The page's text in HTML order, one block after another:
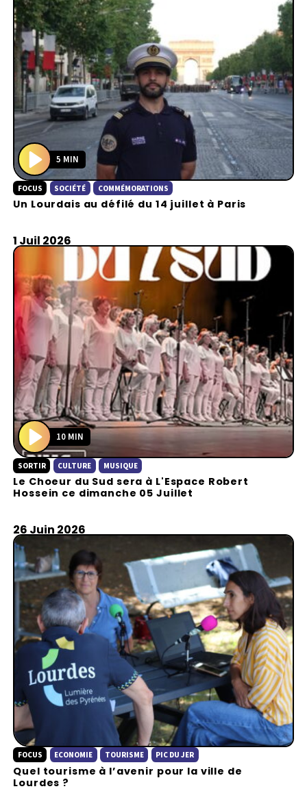
P
l
a
5 MIN
FOCUS SOCIÉTÉ COMMÉMORATIONS
Un Lourdais au défilé du 14 juillet à Paris
1 Juil 2026
P
l
a
10 MIN
SORTIR CULTURE MUSIQUE
Le Choeur du Sud sera à L'Espace Robert
Hossein ce dimanche 05 Juillet
26 Juin 2026
FOCUS ECONOMIE TOURISME PIC DU JER
Quel tourisme à l’avenir pour la ville de
Lourdes ?